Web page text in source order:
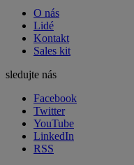
O nás
Lidé
Kontakt
Sales kit
sledujte nás
Facebook
Twitter
YouTube
LinkedIn
RSS